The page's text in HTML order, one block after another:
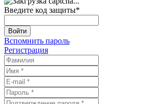
Введите код защиты*
Войти
Вспомнить пароль
Регистрация